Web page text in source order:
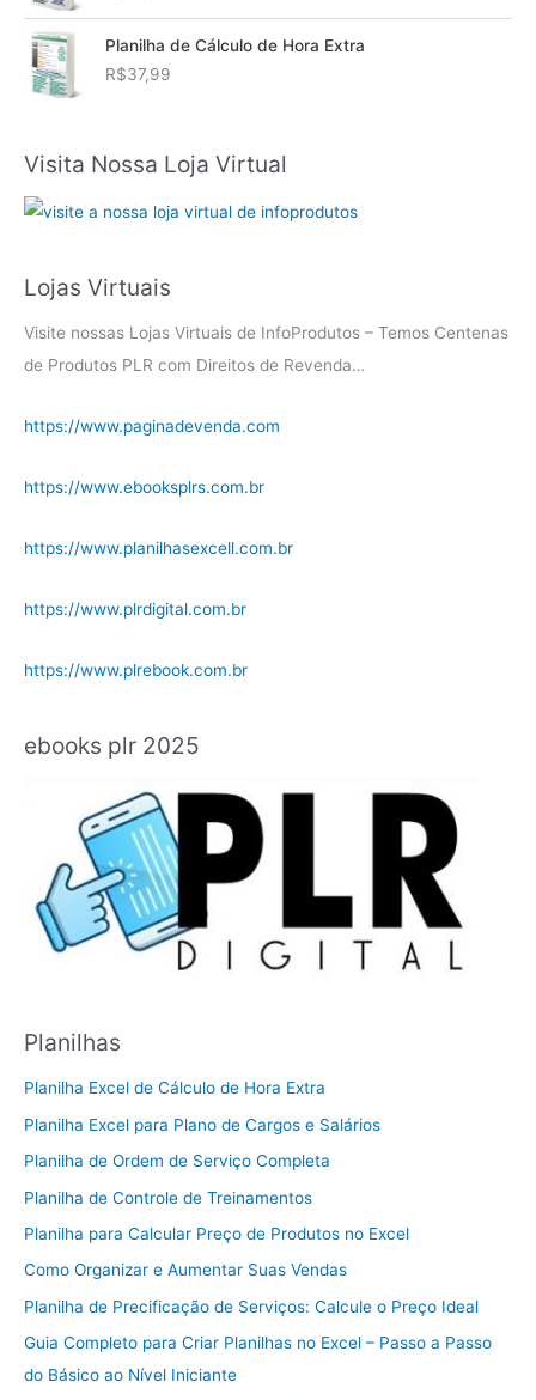
Planilha de Cálculo de Hora Extra
R$37,99
Visita Nossa Loja Virtual
Lojas Virtuais
Visite nossas Lojas Virtuais de InfoProdutos – Temos Centenas
de Produtos PLR com Direitos de Revenda…
https://www.paginadevenda.com
https://www.ebooksplrs.com.br
https://www.planilhasexcell.com.br
https://www.plrdigital.com.br
https://www.plrebook.com.br
ebooks plr 2025
Planilhas
Planilha Excel de Cálculo de Hora Extra
Planilha Excel para Plano de Cargos e Salários
Planilha de Ordem de Serviço Completa
Planilha de Controle de Treinamentos
Planilha para Calcular Preço de Produtos no Excel
Como Organizar e Aumentar Suas Vendas
Planilha de Precificação de Serviços: Calcule o Preço Ideal
Guia Completo para Criar Planilhas no Excel – Passo a Passo
do Básico ao Nível Iniciante